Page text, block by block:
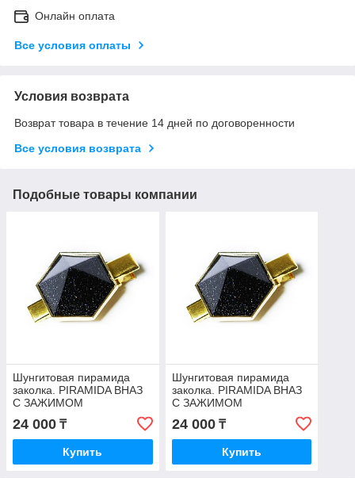
Онлайн оплата
Все условия оплаты
Условия возврата
Возврат товара в течение 14 дней по договоренности
Все условия возврата
Подобные товары компании
Шунгитовая пирамида
заколка. PIRAMIDA ВНАЗ
С ЗАЖИМОМ
24 000 ₸
Купить
Шунгитовая пирамида
заколка. PIRAMIDA ВНАЗ
С ЗАЖИМОМ
24 000₸
Купить